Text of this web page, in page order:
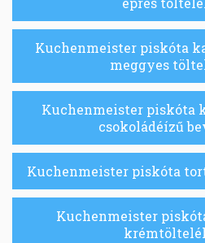
Kuchenmeister piskóta
meggyes
Kuchenmeister piskóta
csokoládéízű
Kuchenmeister piskóta
Kuchenmeister